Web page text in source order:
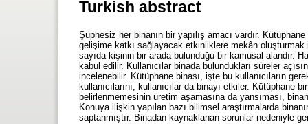
Turkish abstract
Şüphesiz her binanın bir yapılış amacı vardır.
gelişime katkı sağlayacak etkinliklere mekân oluşturmak
sayıda kişinin bir arada bulunduğu bir kamusal alandır.
kabul edilir. Kullanıcılar binada bulundukları süreler
incelenebilir. Kütüphane binası, işte bu kullanıcıların
kullanıcılarını, kullanıcılar da binayı etkiler. Kütüphane
belirlenmemesinin üretim aşamasına da yansıması,
Konuya ilişkin yapılan bazı bilimsel araştırmalarda
saptanmıştır. Binadan kaynaklanan sorunlar nedeniyle